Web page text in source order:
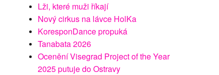
Lži, které muži říkají
Nový cirkus na lávce HolKa
KoresponDance propuká
Tanabata 2026
Ocenění Visegrad Project of the Year
2025 putuje do Ostravy